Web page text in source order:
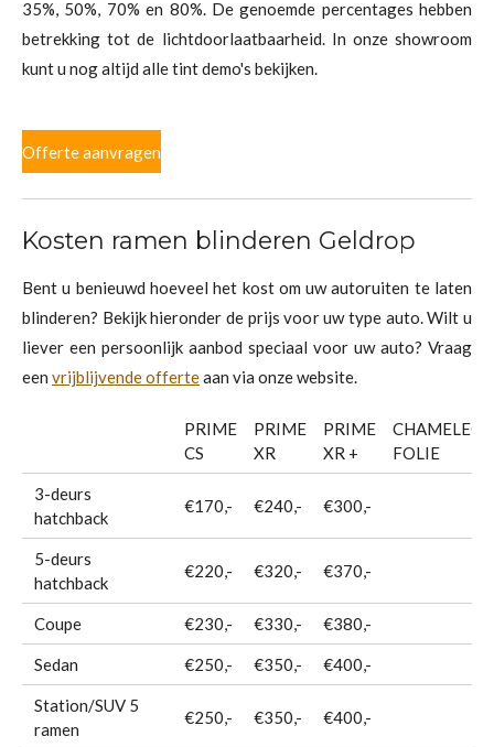
35%, 50%, 70% en 80%. De genoemde percentages hebben
betrekking tot de lichtdoorlaatbaarheid. In onze showroom
kunt u nog altijd alle tint demo's bekijken.
Offerte aanvragen
Kosten ramen blinderen Geldrop
Bent u benieuwd hoeveel het kost om uw autoruiten te laten
blinderen? Bekijk hieronder de prijs voor uw type auto. Wilt u
liever een persoonlijk aanbod speciaal voor uw auto? Vraag
een vrijblijvende offerteaan via onze website.
PRIME
CS
PRIME
XR
PRIME
XR +
FOLIE
3-deurs
hatchback
€170,- €240,- €300,-
5-deurs
hatchback
€220,- €320,- €370,-
Coupe €230,- €330,- €380,-
Sedan €250,- €350,- €400,-
Station/SUV 5
ramen
€250,- €350,- €400,-